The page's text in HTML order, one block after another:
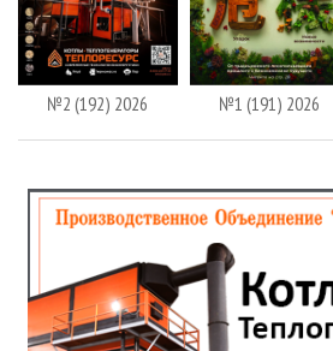
№2 (192) 2026 №1 (191) 2026